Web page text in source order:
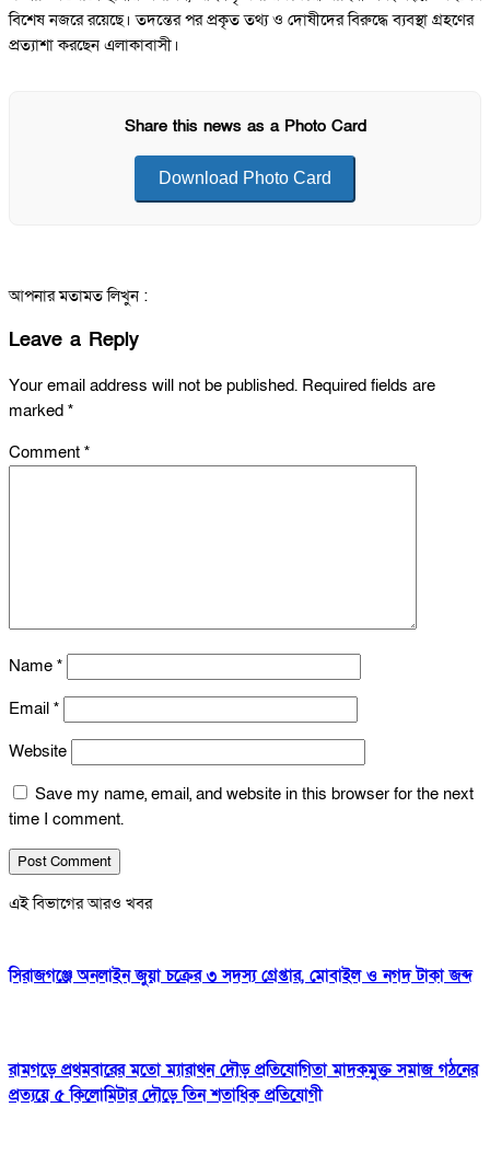
বিশেষ নজরে রয়েছে। তদন্তের পর প্রকৃত তথ্য ও দোষীদের বিরুদ্ধে ব্যবস্থা গ্রহণের
প্রত্যাশা করছেন এলাকাবাসী।
Share this news as a Photo Card
Download Photo Card
আপনার মতামত লিখুন :
Leave a Reply
Your email address will not be published. Required fields are
marked *
Comment *
Name *
Email *
Website
Save my name, email, and website in this browser for the next
time I comment.
এই বিভাগের আরও খবর
সিরাজগঞ্জে অনলাইন জুয়া চক্রের ৩ সদস্য গ্রেপ্তার, মোবাইল ও নগদ টাকা জব্দ
রামগড়ে প্রথমবারের মতো ম্যারাথন দৌড় প্রতিযোগিতা মাদকমুক্ত সমাজ গঠনের
প্রত্যয়ে ৫ কিলোমিটার দৌড়ে তিন শতাধিক প্রতিযোগী